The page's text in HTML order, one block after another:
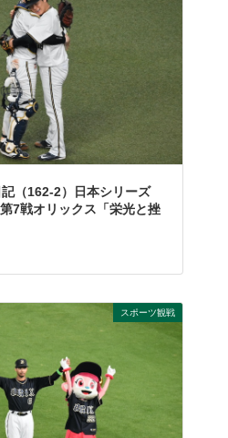
（162-2）日本シリーズ
7戦オリックス「栄光と挫
スポーツ観戦